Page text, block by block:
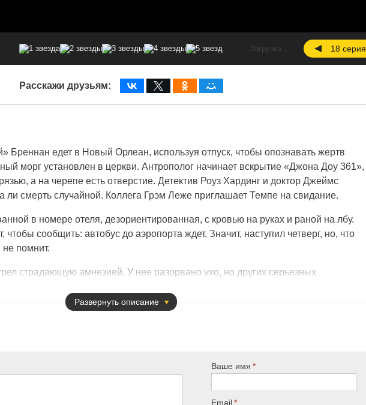
Загрузка... 18 серия
Расскажи друзьям:
Бреннан едет в Новый Орлеан, используя отпуск, чтобы опознавать жертв
морг установлен в церкви. Антрополог начинает вскрытие «Джона Доу 361»,
а на черепе есть отверстие. Детектив Роуз Хардинг и доктор Джеймс
ли смерть случайной. Коллега Грэм Леже приглашает Темпе на свидание.
в номере отеля, дезориентированная, с кровью на руках и раной на лбу.
чтобы сообщить: автобус до аэропорта ждет. Значит, наступил четверг, но, что
не помнит.
страдающую амнезией. У нее разорвано ухо, но других серьезных
что во рту «Джона Доу» находился предмет, который можно найти только в
но видят хозяина распятым. Хардинг арестовывает главную героиню,
местной группы вуду Рене Мутон. Следующая жертва – Майк Дойл. Бут и его
убитого Еву, дочь Бенуа. Но и она мертва – наколота на огромный шип в
Развернуть описание
Ваше имя
Email